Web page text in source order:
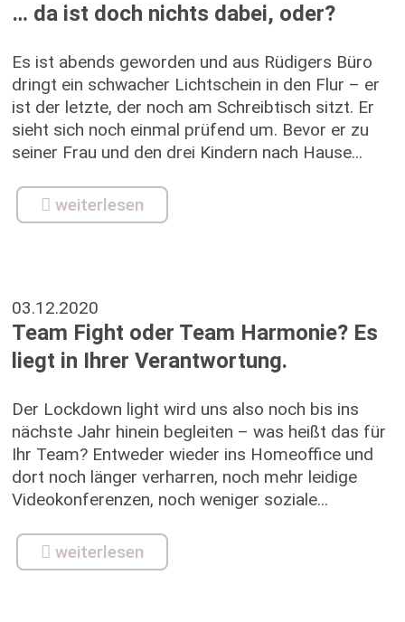
… da ist doch nichts dabei, oder?
Es ist abends geworden und aus Rüdigers Büro
dringt ein schwacher Lichtschein in den Flur – er
ist der letzte, der noch am Schreibtisch sitzt. Er
sieht sich noch einmal prüfend um. Bevor er zu
seiner Frau und den drei Kindern nach Hause...
weiterlesen
03.12.2020
Team Fight oder Team Harmonie? Es
liegt in Ihrer Verantwortung.
Der Lockdown light wird uns also noch bis ins
nächste Jahr hinein begleiten – was heißt das für
Ihr Team? Entweder wieder ins Homeoffice und
dort noch länger verharren, noch mehr leidige
Videokonferenzen, noch weniger soziale...
weiterlesen